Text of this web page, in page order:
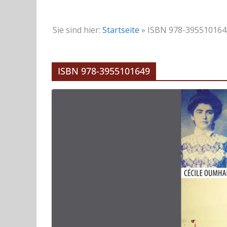
Sie sind hier: Startseite » ISBN 978-
ISBN 978-3955101649